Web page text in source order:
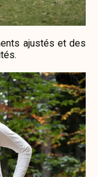
ajustés et des